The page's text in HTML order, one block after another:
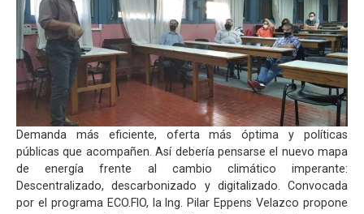
Demanda más eficiente, oferta más óptima y políticas
públicas que acompañen. Así debería pensarse el nuevo mapa
de energía frente al cambio climático imperante:
Descentralizado, descarbonizado y digitalizado. Convocada
por el programa ECO.FIO, la Ing. Pilar Eppens Velazco propone